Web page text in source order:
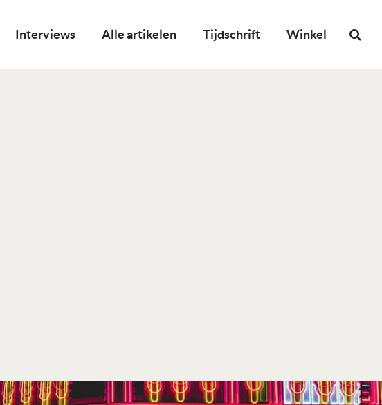
Interviews Alle artikelen Tijdschrift Winkel